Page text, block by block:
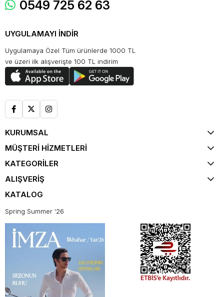
0549 725 62 63
UYGULAMAYI İNDİR
Uygulamaya Özel Tüm ürünlerde 1000 TL
ve üzeri ilk alışverişte 100 TL indirim
KURUMSAL
MÜŞTERİ HİZMETLERİ
KATEGORİLER
ALIŞVERİŞ
KATALOG
Spring Summer '26